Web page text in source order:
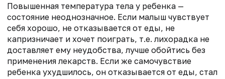
Повышенная температура тела у ребенка —
состояние неоднозначное. Если малыш чувствует
себя хорошо, не отказывается от еды, не
капризничает и хочет поиграть, т.е. лихорадка не
доставляет ему неудобства, лучше обойтись без
применения лекарств. Если же самочувствие
ребенка ухудшилось, он отказывается от еды, стал